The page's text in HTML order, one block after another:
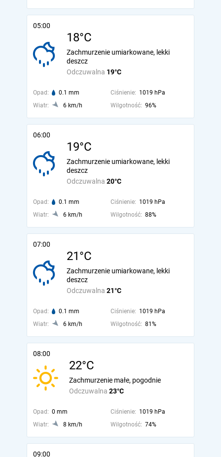
05:00
18°C
Odczuwalna 19°C
Zachmurzenie umiarkowane, lekki
deszcz
Opad: 0.1 mm Ciśnienie: 1019 hPa
Wiatr:
6 km/h Wilgotność: 96%
06:00
19°C
Odczuwalna 20°C
Zachmurzenie umiarkowane, lekki
deszcz
Opad: 0.1 mm Ciśnienie: 1019 hPa
Wiatr:
6 km/h Wilgotność: 88%
07:00
21°C
Odczuwalna 21°C
Zachmurzenie umiarkowane, lekki
deszcz
Opad: 0.1 mm Ciśnienie: 1019 hPa
Wiatr:
6 km/h Wilgotność: 81%
08:00
22°C
Odczuwalna 23°C
Zachmurzenie małe, pogodnie
Opad: 0 mm Ciśnienie: 1019 hPa
Wiatr:
8 km/h Wilgotność: 74%
09:00